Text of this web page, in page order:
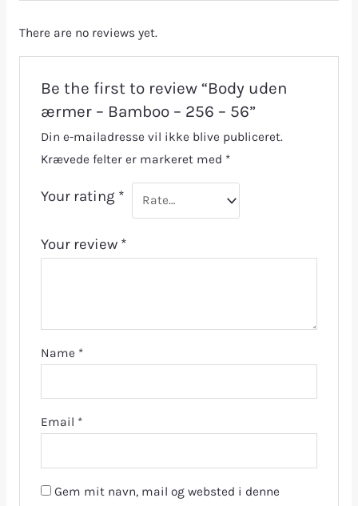
There are no reviews yet.
Be the first to review “Body uden
ærmer – Bamboo – 256 – 56”
Din e-mailadresse vil ikke blive publiceret.
Krævede felter er markeret med *
Your rating *
Your review *
Name *
Email *
Gem mit navn, mail og websted i denne